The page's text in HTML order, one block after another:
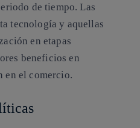
de tiempo. Las
tecnología y aquellas
en etapas
beneficios en
en el comercio.